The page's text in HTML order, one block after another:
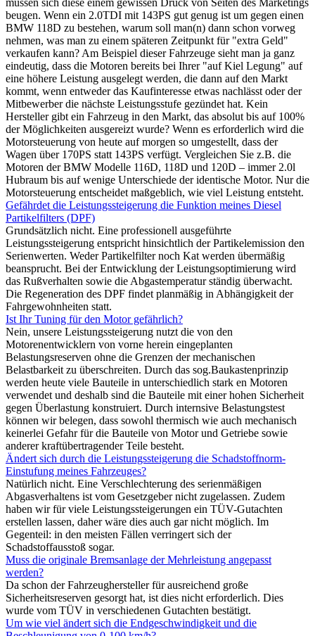
beugen. Wenn ein 2.0TDI mit 143PS gut genug ist um gegen einen
BMW 118D zu bestehen, warum soll man(n) dann schon vorweg
nehmen, was man zu einem späteren Zeitpunkt für "extra Geld"
verkaufen kann? Am Beispiel dieser Fahrzeuge sieht man ja ganz
eindeutig, dass die Motoren bereits bei Ihrer "auf Kiel Legung" auf
eine höhere Leistung ausgelegt werden, die dann auf den Markt
kommt, wenn entweder das Kaufinteresse etwas nachlässt oder der
Mitbewerber die nächste Leistungsstufe gezündet hat. Kein
Hersteller gibt ein Fahrzeug in den Markt, das absolut bis auf 100%
der Möglichkeiten ausgereizt wurde? Wenn es erforderlich wird die
Motorsteuerung von heute auf morgen so umgestellt, dass der
Wagen über 170PS statt 143PS verfügt. Vergleichen Sie z.B. die
Motoren der BMW Modelle 116D, 118D und 120D – immer 2.0l
Hubraum bis auf wenige Unterschiede der identische Motor. Nur die
Motorsteuerung entscheidet maßgeblich, wie viel Leistung entsteht.
Gefährdet die Leistungssteigerung die Funktion meines Diesel
Partikelfilters (DPF)
Grundsätzlich nicht. Eine professionell ausgeführte
Leistungssteigerung entspricht hinsichtlich der Partikelemission den
Serienwerten. Weder Partikelfilter noch Kat werden übermäßig
beansprucht. Bei der Entwicklung der Leistungsoptimierung wird
das Rußverhalten sowie die Abgastemperatur ständig überwacht.
Die Regeneration des DPF findet planmäßig in Abhängigkeit der
Fahrgewohnheiten statt.
Ist Ihr Tuning für den Motor gefährlich?
Nein, unsere Leistungssteigerung nutzt die von den
Motorenentwicklern von vorne herein eingeplanten
Belastungsreserven ohne die Grenzen der mechanischen
Belastbarkeit zu überschreiten. Durch das sog.Baukastenprinzip
werden heute viele Bauteile in unterschiedlich stark en Motoren
verwendet und deshalb sind die Bauteile mit einer hohen Sicherheit
gegen Überlastung konstruiert. Durch internsive Belastungstest
können wir belegen, dass sowohl thermisch wie auch mechanisch
keinerlei Gefahr für die Bauteile von Motor und Getriebe sowie
anderer kraftübertragender Teile besteht.
Ändert sich durch die Leistungssteigerung die Schadstoffnorm-
Einstufung meines Fahrzeuges?
Natürlich nicht. Eine Verschlechterung des serienmäßigen
Abgasverhaltens ist vom Gesetzgeber nicht zugelassen. Zudem
haben wir für viele Leistungssteigerungen ein TÜV-Gutachten
erstellen lassen, daher wäre dies auch gar nicht möglich. Im
Gegenteil: in den meisten Fällen verringert sich der
Schadstoffausstoß sogar.
Muss die originale Bremsanlage der Mehrleistung angepasst
werden?
Da schon der Fahrzeughersteller für ausreichend große
Sicherheitsreserven gesorgt hat, ist dies nicht erforderlich. Dies
wurde vom TÜV in verschiedenen Gutachten bestätigt.
Um wie viel ändert sich die Endgeschwindigkeit und die